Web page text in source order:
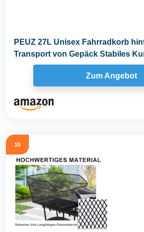
PEUZ 27L Unisex Fahrradkorb
Transport von Gepäck Stabiles
Zum Angebot
10